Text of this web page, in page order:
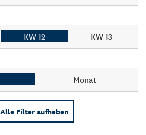
KW 12 KW 13
Monat
Alle Filter aufheben